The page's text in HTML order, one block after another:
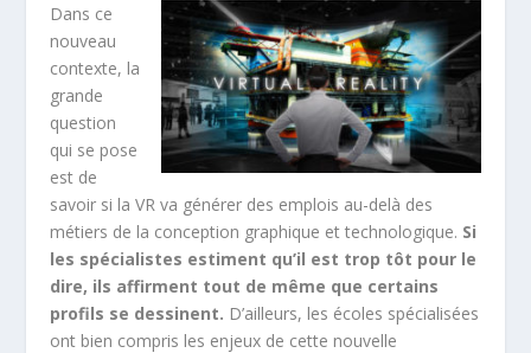
Dans ce
nouveau
contexte, la
grande
question
qui se pose
est de
savoir si la VR va générer des emplois au-delà des
métiers de la conception graphique et technologique. Si
les spécialistes estiment qu’il est trop tôt pour le
dire, ils affirment tout de même que certains
profils se dessinent. D’ailleurs, les écoles spécialisées
ont bien compris les enjeux de cette nouvelle